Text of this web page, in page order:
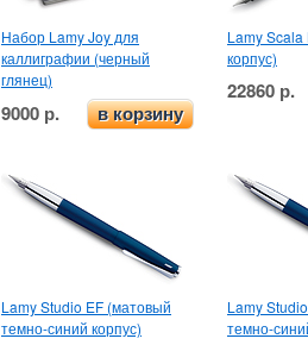
Набор Lamy Joy для
каллиграфии (черный
глянец)
9000 р. в корзину
Lamy
корпус)
22860 р.
Lamy Studio EF (матовый
темно-синий корпус)
Lamy
темно-